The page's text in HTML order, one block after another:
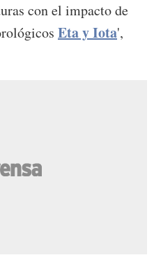
con el impacto de
Eta y Iota',